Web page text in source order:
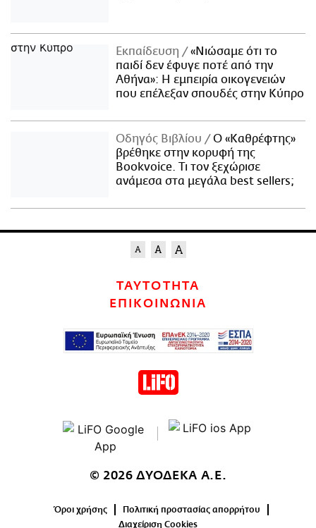
Εκπαίδευση
«Νιώσαμε ότι το
παιδί δεν έφυγε ποτέ από την
Αθήνα»: Η εμπειρία οικογενειών
που επέλεξαν σπουδές στην Κύπρο
Οδηγός Βιβλίου
Ο «Καθρέφτης»
βρέθηκε στην κορυφή της
Bookvoice. Τι τον ξεχώρισε
ανάμεσα στα μεγάλα best sellers;
ΤΑΥΤΟΤΗΤΑ
ΕΠΙΚΟΙΝΩΝΙΑ
© 2026 ΔΥΟΔΕΚΑ Α.Ε.
Όροι χρήσης
Πολιτική προστασίας απορρήτου
Διαχείριση Cookies